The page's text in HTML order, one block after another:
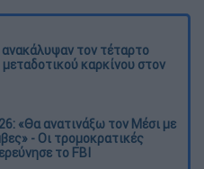
τον τέταρτο
καρκίνου στον
«Θα ανατινάξω τον Μέσι με
- Οι τρομοκρατικές
το FBI